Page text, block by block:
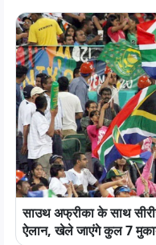
साउथ अफ्रीका के साथ
ऐलान, खेले जाएंगे कुल 7